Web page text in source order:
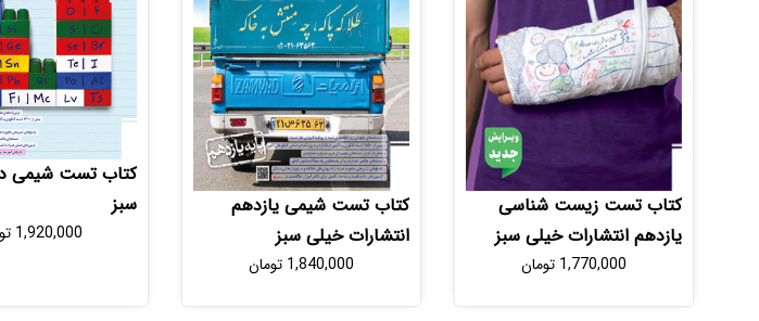
کتاب تست زیست شناسی
یازدهم انتشارات خیلی سبز
1,770,000 تومان
کتاب تست شیمی یازدهم
انتشارات خیلی سبز
1,840,000 تومان
کتاب تست شیمی
سبز
1,920,000